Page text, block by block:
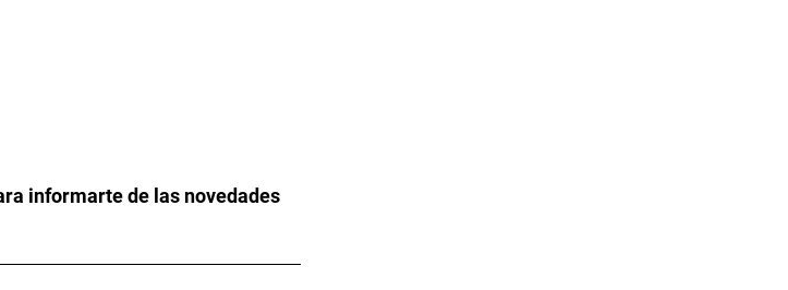
informarte de las novedades